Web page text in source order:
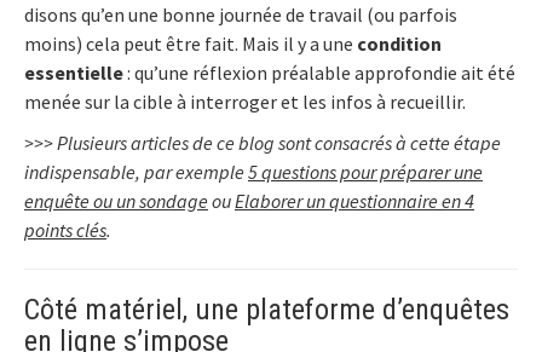
disons qu’en une bonne journée de travail (ou parfois
moins) cela peut être fait. Mais il y a une condition
essentielle: qu’une réflexion préalable approfondie ait été
menée sur la cible à interroger et les infos à recueillir.
>>> Plusieurs articles de ce blog sont consacrés à cette étape
indispensable, par exemple 5 questions pour préparer une
enquête ou un sondage ouElaborer un questionnaire en 4
points clés.
Côté matériel, une plateforme d’enquêtes
en ligne s’impose